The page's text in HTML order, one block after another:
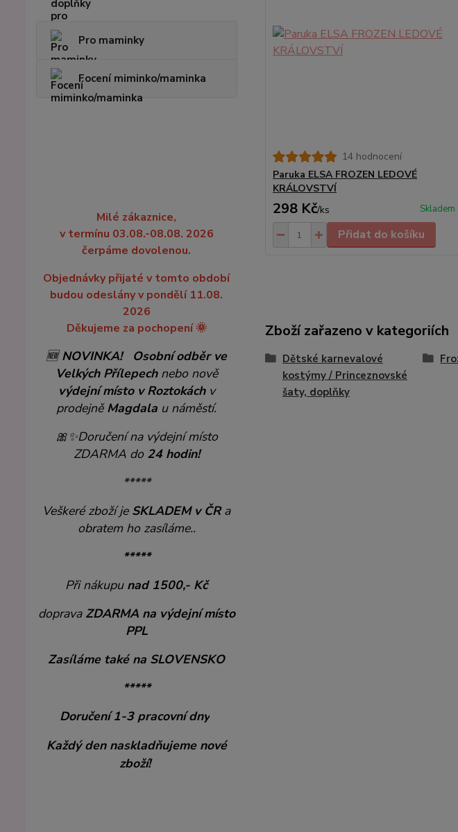
Pro maminky
Focení miminko/maminka
Milé zákaznice,
v termínu 03.08.-08.08. 2026
čerpáme dovolenou.
Objednávky přijaté v tomto období
budou odeslány v pondělí 11.08.
2026
Děkujeme za pochopení 🌞
🆕NOVINKA!
Osobní odběr ve
Velkých Přílepechnebo nově
výdejní místo v Roztokáchv
prodejněMagdala u náměstí.
🎀✨Doručení na výdejní místo
ZDARMA do 24 hodin!
*****
Veškeré zboží je SKLADEM v ČRa
obratem ho zasíláme..
*****
Při nákupu nad 1500,- Kč
doprava ZDARMA na výdejní místo
PPL
Zasíláme také na SLOVENSKO
*****
Doručení 1-3 pracovní dny
Každý den naskladňujeme nové
zboží!
14 hodnocení
Paruka ELSA FROZEN LEDOVÉ
KRÁLOVSTVÍ
298 Kč/ks Skladem
Přidat do košíku
Zboží zařazeno v kategoriích
Dětské karnevalové
kostýmy / Princeznovské
šaty, doplňky